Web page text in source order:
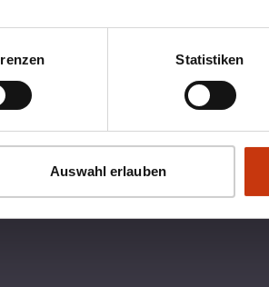
Statistiken
Auswahl erlauben